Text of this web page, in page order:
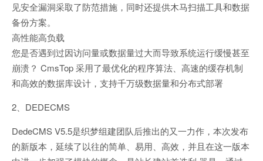
见安全漏洞采取了防范措施，同时还提供木马扫描工具和数据
备份方案。
高性能高负载
您是否遇到过因访问量或数据量过大而导致系统运行缓慢甚至
崩溃？ CmsTop 采用了最优化的程序算法、高速的缓存机制
和高效的数据库设计，支持千万级数据量和分布式部署
2、DEDECMS
DedeCMS V5.5是织梦组建团队后推出的又一力作，本次发布
的新版本，延续了以往的简单、易用、高效，并且在这一版本